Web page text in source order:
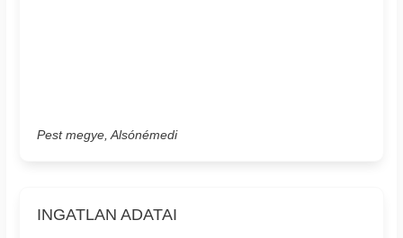
Pest megye, Alsónémedi
INGATLAN ADATAI